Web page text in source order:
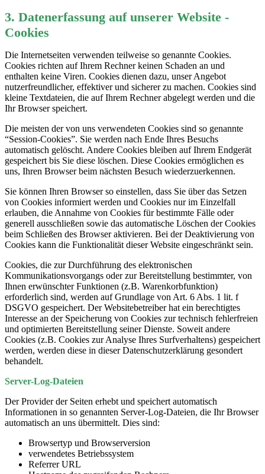
3. Datenerfassung auf unserer Website -
Cookies
Die Internetseiten verwenden teilweise so genannte Cookies.
Cookies richten auf Ihrem Rechner keinen Schaden an und
enthalten keine Viren. Cookies dienen dazu, unser Angebot
nutzerfreundlicher, effektiver und sicherer zu machen. Cookies sind
kleine Textdateien, die auf Ihrem Rechner abgelegt werden und die
Ihr Browser speichert.
Die meisten der von uns verwendeten Cookies sind so genannte
“Session-Cookies”. Sie werden nach Ende Ihres Besuchs
automatisch gelöscht. Andere Cookies bleiben auf Ihrem Endgerät
gespeichert bis Sie diese löschen. Diese Cookies ermöglichen es
uns, Ihren Browser beim nächsten Besuch wiederzuerkennen.
Sie können Ihren Browser so einstellen, dass Sie über das Setzen
von Cookies informiert werden und Cookies nur im Einzelfall
erlauben, die Annahme von Cookies für bestimmte Fälle oder
generell ausschließen sowie das automatische Löschen der Cookies
beim Schließen des Browser aktivieren. Bei der Deaktivierung von
Cookies kann die Funktionalität dieser Website eingeschränkt sein.
Cookies, die zur Durchführung des elektronischen
Kommunikationsvorgangs oder zur Bereitstellung bestimmter, von
Ihnen erwünschter Funktionen (z.B. Warenkorbfunktion)
erforderlich sind, werden auf Grundlage von Art. 6 Abs. 1 lit. f
DSGVO gespeichert. Der Websitebetreiber hat ein berechtigtes
Interesse an der Speicherung von Cookies zur technisch fehlerfreien
und optimierten Bereitstellung seiner Dienste. Soweit andere
Cookies (z.B. Cookies zur Analyse Ihres Surfverhaltens) gespeichert
werden, werden diese in dieser Datenschutzerklärung gesondert
behandelt.
Server-Log-Dateien
Der Provider der Seiten erhebt und speichert automatisch
Informationen in so genannten Server-Log-Dateien, die Ihr Browser
automatisch an uns übermittelt. Dies sind:
Browsertyp und Browserversion
verwendetes Betriebssystem
Referrer URL